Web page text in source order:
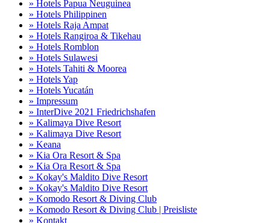
» Hotels Papua Neuguinea
» Hotels Philippinen
» Hotels Raja Ampat
» Hotels Rangiroa & Tikehau
» Hotels Romblon
» Hotels Sulawesi
» Hotels Tahiti & Moorea
» Hotels Yap
» Hotels Yucatán
» Impressum
» InterDive 2021 Friedrichshafen
» Kalimaya Dive Resort
» Kalimaya Dive Resort
» Keana
» Kia Ora Resort & Spa
» Kia Ora Resort & Spa
» Kokay's Maldito Dive Resort
» Kokay's Maldito Dive Resort
» Komodo Resort & Diving Club
» Komodo Resort & Diving Club | Preisliste
» Kontakt